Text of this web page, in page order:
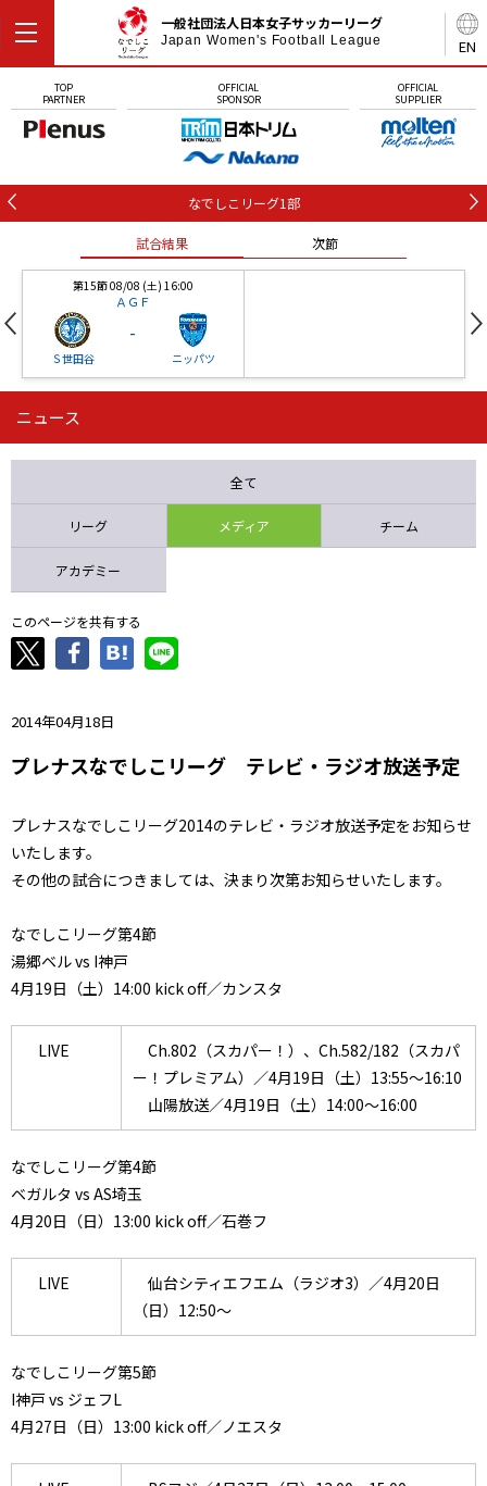
EN
一般社団法人日本女子サッカーリーグ
Japan Women's Football League
TOP
PARTNER
OFFICIAL
SPONSOR
OFFICIAL
SUPPLIER
なでしこリーグ1部
試合結果 次節
第15節 08/08 (土) 16:00
ＡＧＦ
Ｓ世田谷
-
ニッパツ
第16節 09/05 (土) 15:00
ニッパツ 石人の星
ニュース
全て
リーグ メディア チーム
アカデミー
このページを共有する
2014年04月18日
プレナスなでしこリーグ テレビ・ラジオ放送予定
プレナスなでしこリーグ2014のテレビ・ラジオ放送予定をお知らせ
いたします。
その他の試合につきましては、決まり次第お知らせいたします。
なでしこリーグ第4節
湯郷ベル vs I神戸
4月19日（土）14:00 kick off／カンスタ
LIVE
Ch.802（スカパー！）、Ch.582/182（スカパ
ー！プレミアム）／4月19日（土）13:55～16:10
山陽放送／4月19日（土）14:00～16:00
なでしこリーグ第4節
ベガルタ vs AS埼玉
4月20日（日）13:00 kick off／石巻フ
LIVE
仙台シティエフエム（ラジオ3）／4月20日
（日）12:50～
なでしこリーグ第5節
I神戸 vs ジェフL
4月27日（日）13:00 kick off／ノエスタ